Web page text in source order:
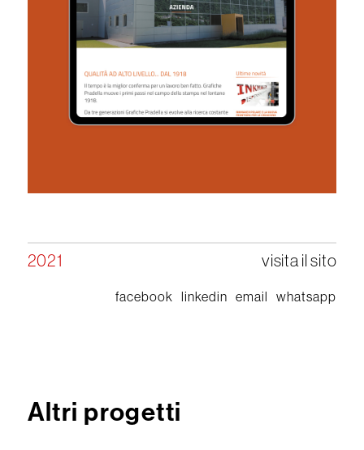
2021 visita il sito
facebook linkedin email whatsapp
Altri progetti